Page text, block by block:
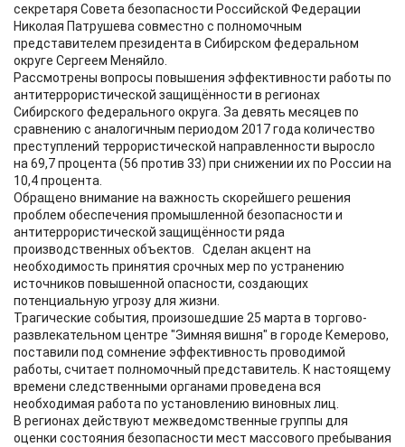
секретаря Совета безопасности Российской Федерации
Николая Патрушева совместно с полномочным
представителем президента в Сибирском федеральном
округе Сергеем Меняйло.
Рассмотрены вопросы повышения эффективности работы по
антитеррористической защищённости в регионах
Сибирского федерального округа. За девять месяцев по
сравнению с аналогичным периодом 2017 года количество
преступлений террористической направленности выросло
на 69,7 процента (56 против 33) при снижении их по России на
10,4 процента.
Обращено внимание на важность скорейшего решения
проблем обеспечения промышленной безопасности и
антитеррористической защищённости ряда
производственных объектов. Сделан акцент на
необходимость принятия срочных мер по устранению
источников повышенной опасности, создающих
потенциальную угрозу для жизни.
Трагические события, произошедшие 25 марта в торгово-
развлекательном центре "Зимняя вишня" в городе Кемерово,
поставили под сомнение эффективность проводимой
работы, считает полномочный представитель. К настоящему
времени следственными органами проведена вся
необходимая работа по установлению виновных лиц.
В регионах действуют межведомственные группы для
оценки состояния безопасности мест массового пребывания